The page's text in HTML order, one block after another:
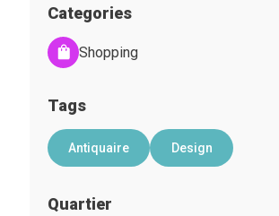
Categories
Shopping
Tags
Antiquaire Design
Quartier